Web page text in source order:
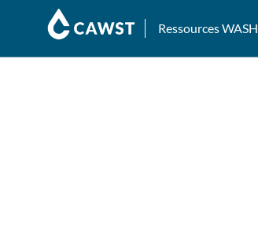
Ressources WASH